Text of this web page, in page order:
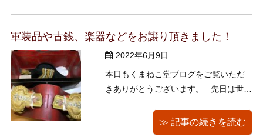
いただきました。 ありがとうございま
す ...
軍装品や古銭、楽器などをお譲り頂きました！
2022年6月9日
本日もくまねこ堂ブログをご覧いただ
きありがとうございます。 先日は世田
いただき出張買取に伺いました。 軍服
や勲章といった軍装品、印材、三味
≫ 記事の続きを読む